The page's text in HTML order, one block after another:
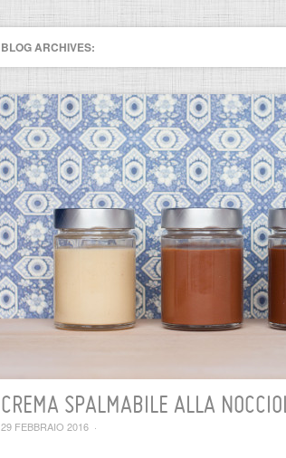
BLOG ARCHIVES:
CREMA SPALMABILE ALLA
29 FEBBRAIO 2016 ·